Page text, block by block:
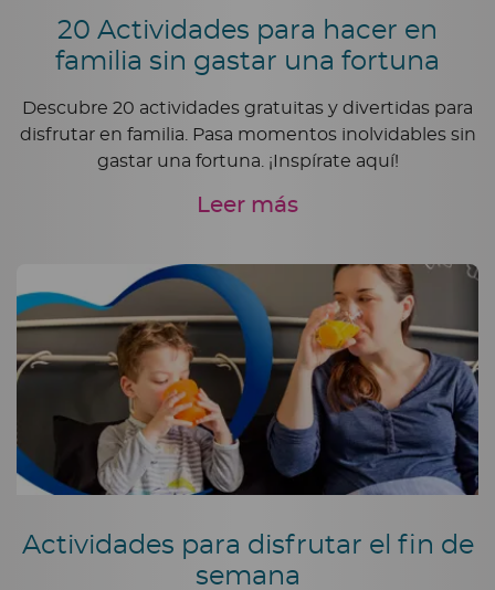
20 Actividades para hacer en
familia sin gastar una fortuna
Descubre 20 actividades gratuitas y divertidas para
disfrutar en familia. Pasa momentos inolvidables sin
gastar una fortuna. ¡Inspírate aquí!
Leer más
Actividades para disfrutar el fin de
semana